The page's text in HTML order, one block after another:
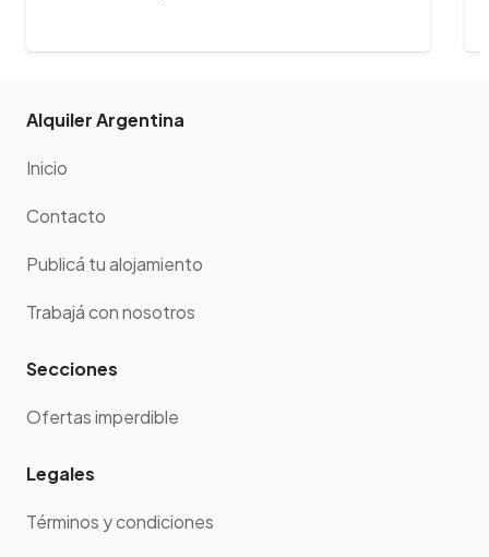
Alquiler Argentina
Inicio
Contacto
Publicá tu alojamiento
Trabajá con nosotros
Secciones
Ofertas imperdible
Legales
Términos y condiciones